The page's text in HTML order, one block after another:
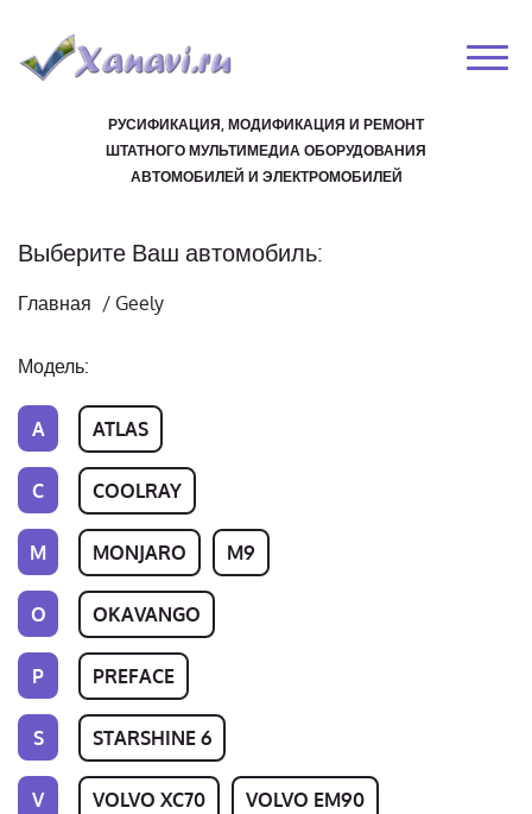
РУСИФИКАЦИЯ, МОДИФИКАЦИЯ И РЕМОНТ
ШТАТНОГО МУЛЬТИМЕДИА ОБОРУДОВАНИЯ
АВТОМОБИЛЕЙ И ЭЛЕКТРОМОБИЛЕЙ
Выберите Ваш автомобиль:
Главная / Geely
Модель:
A ATLAS
C COOLRAY
M MONJARO M9
O OKAVANGO
P PREFACE
S STARSHINE 6
V VOLVO XC70 VOLVO EM90